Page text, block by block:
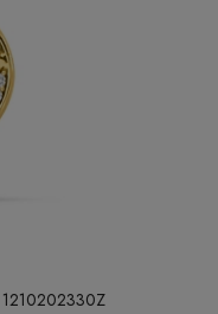
1210202330Z